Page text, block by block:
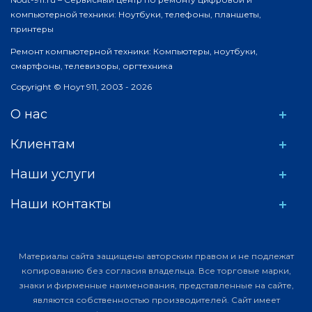
компьютерной техники: Ноутбуки, телефоны, планшеты,
принтеры
Ремонт компьютерной техники: Компьютеры, ноутбуки,
смартфоны, телевизоры, оргтехника
Copyright © Ноут 911, 2003 - 2026
О нас
Клиентам
Наши услуги
Наши контакты
Материалы сайта защищены авторским правом и не подлежат
копированию без согласия владельца. Все торговые марки,
знаки и фирменные наименования, представленные на сайте,
являются собственностью производителей. Сайт имеет